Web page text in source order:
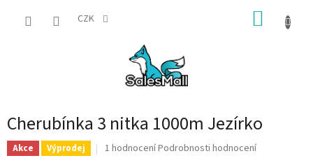
CZK
Cherubínka 3 nitka 1000m Jezírko
Akce Výprodej
Průměrné
1 hodnoceníPodrobnosti hodnocení